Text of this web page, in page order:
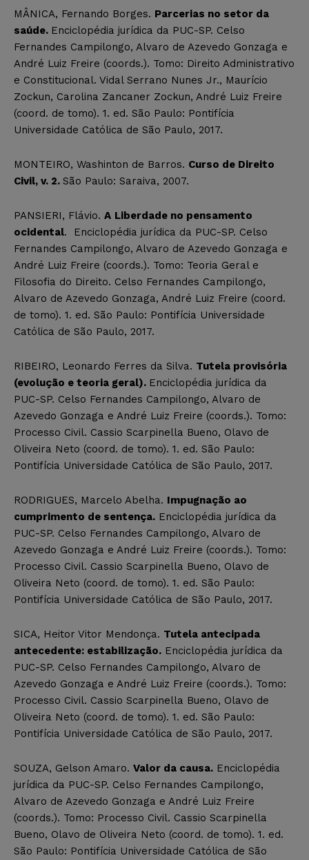
MÂNICA, Fernando Borges. Parcerias no setor da
saúde. Enciclopédia jurídica da PUC-SP. Celso
Fernandes Campilongo, Alvaro de Azevedo Gonzaga e
André Luiz Freire (coords.). Tomo: Direito Administrativo
e Constitucional. Vidal Serrano Nunes Jr., Maurício
Zockun, Carolina Zancaner Zockun, André Luiz Freire
(coord. de tomo). 1. ed. São Paulo: Pontifícia
Universidade Católica de São Paulo, 2017.
MONTEIRO, Washinton de Barros. Curso de Direito
Civil, v. 2. São Paulo: Saraiva, 2007.
PANSIERI, Flávio. A Liberdade no pensamento
ocidental. Enciclopédia jurídica da PUC-SP. Celso
Fernandes Campilongo, Alvaro de Azevedo Gonzaga e
André Luiz Freire (coords.). Tomo: Teoria Geral e
Filosofia do Direito. Celso Fernandes Campilongo,
Alvaro de Azevedo Gonzaga, André Luiz Freire (coord.
de tomo). 1. ed. São Paulo: Pontifícia Universidade
Católica de São Paulo, 2017.
RIBEIRO, Leonardo Ferres da Silva. Tutela provisória
(evolução e teoria geral). Enciclopédia jurídica da
PUC-SP. Celso Fernandes Campilongo, Alvaro de
Azevedo Gonzaga e André Luiz Freire (coords.). Tomo:
Processo Civil. Cassio Scarpinella Bueno, Olavo de
Oliveira Neto (coord. de tomo). 1. ed. São Paulo:
Pontifícia Universidade Católica de São Paulo, 2017.
RODRIGUES, Marcelo Abelha. Impugnação ao
cumprimento de sentença. Enciclopédia jurídica da
PUC-SP. Celso Fernandes Campilongo, Alvaro de
Azevedo Gonzaga e André Luiz Freire (coords.). Tomo:
Processo Civil. Cassio Scarpinella Bueno, Olavo de
Oliveira Neto (coord. de tomo). 1. ed. São Paulo:
Pontifícia Universidade Católica de São Paulo, 2017.
SICA, Heitor Vitor Mendonça. Tutela antecipada
antecedente: estabilização. Enciclopédia jurídica da
PUC-SP. Celso Fernandes Campilongo, Alvaro de
Azevedo Gonzaga e André Luiz Freire (coords.). Tomo:
Processo Civil. Cassio Scarpinella Bueno, Olavo de
Oliveira Neto (coord. de tomo). 1. ed. São Paulo:
Pontifícia Universidade Católica de São Paulo, 2017.
SOUZA, Gelson Amaro. Valor da causa. Enciclopédia
jurídica da PUC-SP. Celso Fernandes Campilongo,
Alvaro de Azevedo Gonzaga e André Luiz Freire
(coords.). Tomo: Processo Civil. Cassio Scarpinella
Bueno, Olavo de Oliveira Neto (coord. de tomo). 1. ed.
São Paulo: Pontifícia Universidade Católica de São